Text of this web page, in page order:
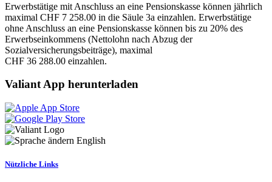
Erwerbstätige mit Anschluss an eine Pensionskasse können jährlich
maximal CHF 7 258.00 in die Säule 3a einzahlen. Erwerbstätige
ohne Anschluss an eine Pensionskasse können bis zu 20% des
Erwerbseinkommens (Nettolohn nach Abzug der
Sozialversicherungsbeiträge), maximal
CHF 36 288.00 einzahlen.
Valiant App herunterladen
English
Nützliche Links